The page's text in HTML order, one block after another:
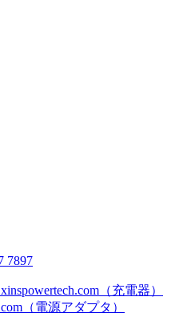
7897
（充電器）
（電源アダプタ）